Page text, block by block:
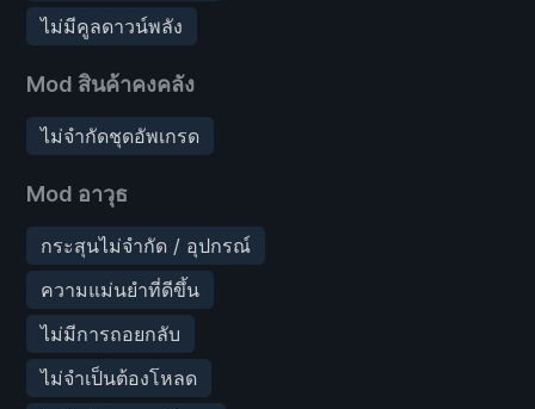
ไม่มีคูลดาวน์พลัง
Mod สินค้าคงคลัง
ไม่จำกัดชุดอัพเกรด
Mod อาวุธ
กระสุนไม่จำกัด / อุปกรณ์
ความแม่นยำที่ดีขึ้น
ไม่มีการถอยกลับ
ไม่จำเป็นต้องโหลด